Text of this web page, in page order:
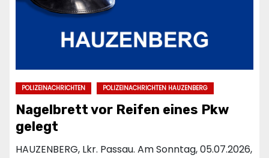
POLIZEINACHRICHTEN POLIZEINACHRICHTEN HAUZENBERG
Nagelbrett vor Reifen eines Pkw
gelegt
HAUZENBERG, Lkr. Passau. Am Sonntag, 05.07.2026,